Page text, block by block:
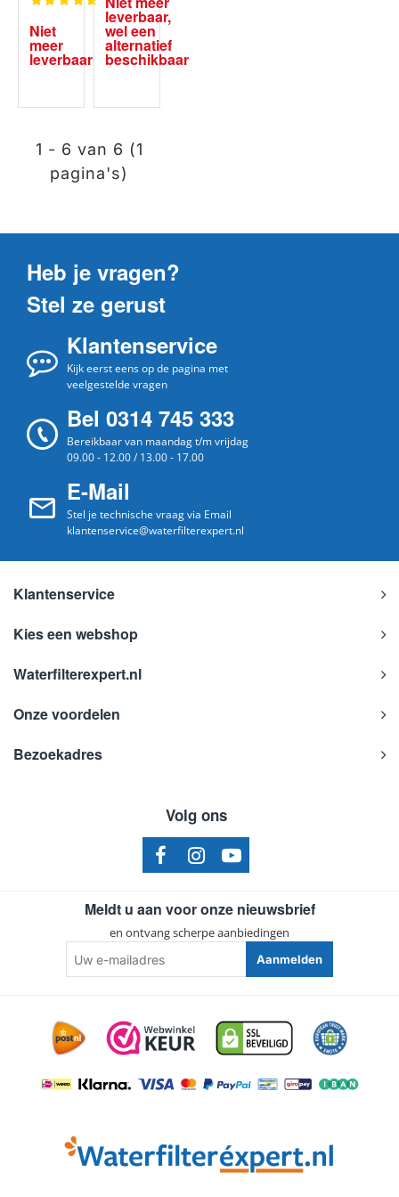
Niet
meer
leverbaar
Membr
leverbaar,
wel een
alternatief
beschikbaar
1 - 6 van 6 (1
pagina's)
Heb je vragen?
Stel ze gerust
Klantenservice
Kijk eerst eens op de pagina met
veelgestelde vragen
Bel 0314 745 333
Bereikbaar van maandag t/m vrijdag
09.00 - 12.00 / 13.00 - 17.00
E-Mail
Stel je technische vraag via Email
klantenservice@waterfilterexpert.nl
Klantenservice
Kies een webshop
Waterfilterexpert.nl
Onze voordelen
Bezoekadres
Volg ons
Meldt u aan voor onze nieuwsbrief
en ontvang scherpe aanbiedingen
e-
mailadres
Aanmelden